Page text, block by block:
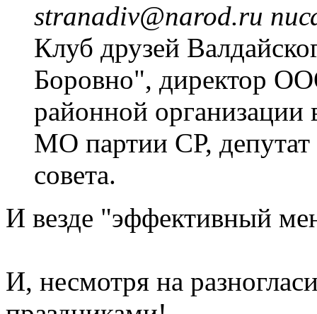
stranadiv@narod.ru
Клуб друзей
Боровно", директор
районной организации
МО партии СР,
совета.
И везде "эффективный
И, несмотря на